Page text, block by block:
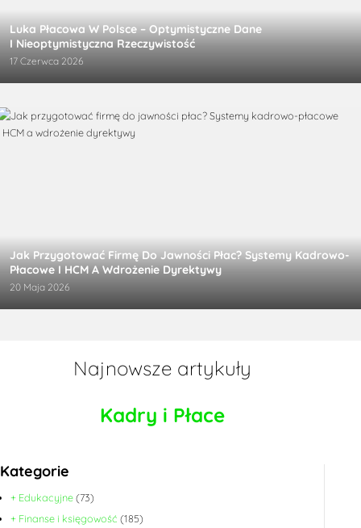
Luka Płacowa W Polsce – Optymistyczne Dane
I Nieoptymistyczna Rzeczywistość
17 Czerwca 2026
Jak Przygotować Firmę Do Jawności Płac? Systemy Kadrowo-
Płacowe I HCM A Wdrożenie Dyrektywy
20 Maja 2026
Najnowsze artykuły
Kadry i Płace
Kategorie
+ Edukacyjne(73)
+ Finanse i księgowość (185)